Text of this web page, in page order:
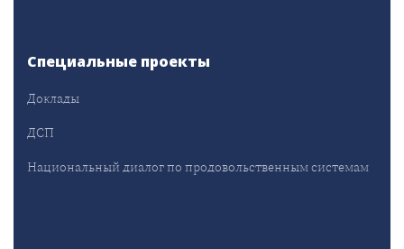
Специальные проекты
Доклады
ДСП
Национальный диалог по продовольственным системам